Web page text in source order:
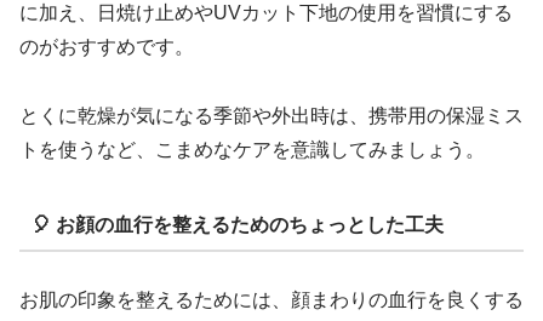
に加え、日焼け止めやUVカット下地の使用を習慣にする
のがおすすめです。
とくに乾燥が気になる季節や外出時は、携帯用の保湿ミス
トを使うなど、こまめなケアを意識してみましょう。
🎈 お顔の血行を整えるためのちょっとした工夫
お肌の印象を整えるためには、顔まわりの血行を良くする